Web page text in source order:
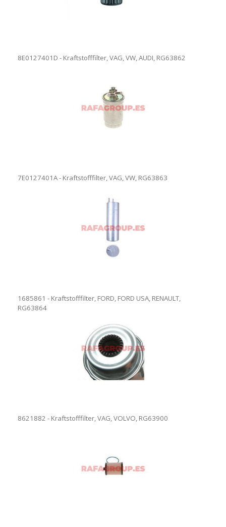
8E0127401D - Kraftstofffilter, VAG, VW, AUDI, RG63862
7E0127401A - Kraftstofffilter, VAG, VW, RG63863
1685861 - Kraftstofffilter, FORD, FORD USA, RENAULT,
RG63864
8621882 - Kraftstofffilter, VAG, VOLVO, RG63900